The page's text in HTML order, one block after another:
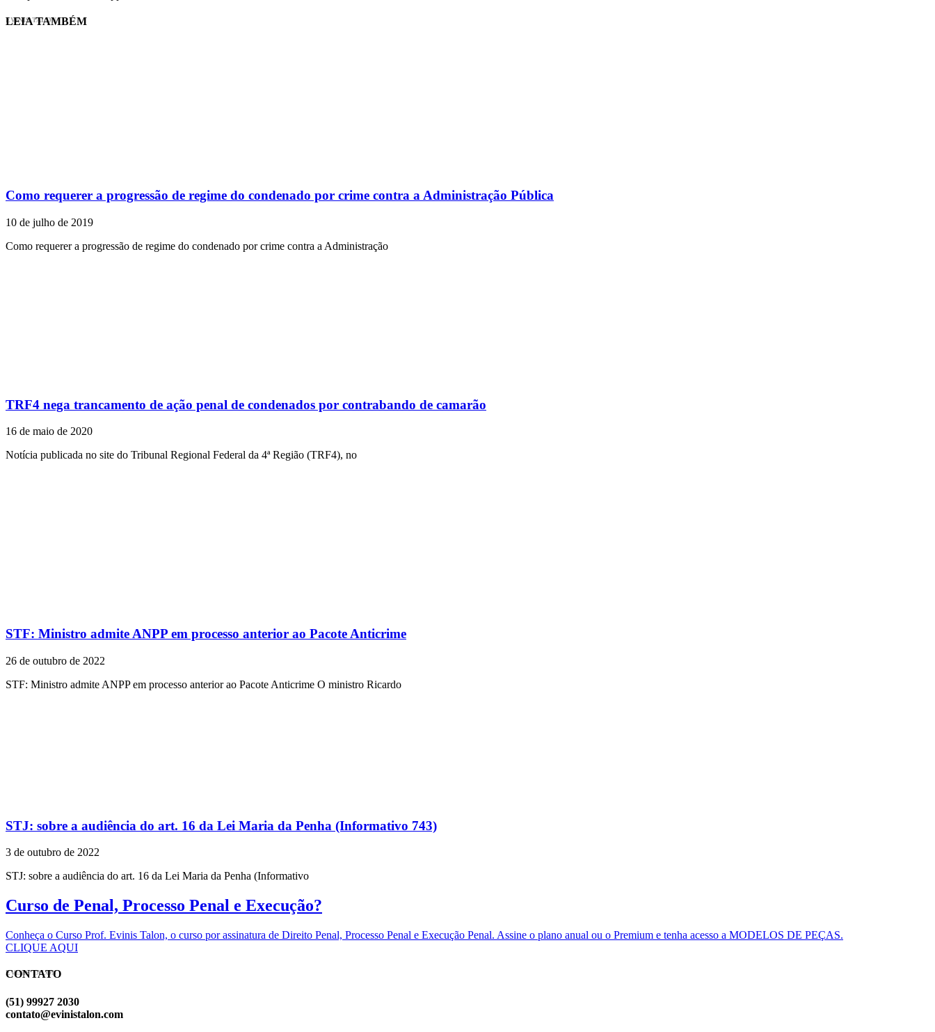
EVINIS TALON
LEIA TAMBÉM
Como requerer a progressão de regime do condenado por crime contra a Administração Pública
10 de julho de 2019
Como requerer a progressão de regime do condenado por crime contra a Administração
TRF4 nega trancamento de ação penal de condenados por contrabando de camarão
16 de maio de 2020
Notícia publicada no site do Tribunal Regional Federal da 4ª Região (TRF4), no
STF: Ministro admite ANPP em processo anterior ao Pacote Anticrime
26 de outubro de 2022
STF: Ministro admite ANPP em processo anterior ao Pacote Anticrime O ministro Ricardo
STJ: sobre a audiência do art. 16 da Lei Maria da Penha (Informativo 743)
3 de outubro de 2022
STJ: sobre a audiência do art. 16 da Lei Maria da Penha (Informativo
Curso de Penal, Processo Penal e Execução?
Conheça o Curso Prof. Evinis Talon, o curso por assinatura de Direito Penal, Processo Penal e Execução Penal. Assine o plano anual ou o Premium e tenha acesso a MODELOS DE PEÇAS.
CLIQUE AQUI
EVINIS TALON
CONTATO
(51) 99927 2030
contato@evinistalon.com